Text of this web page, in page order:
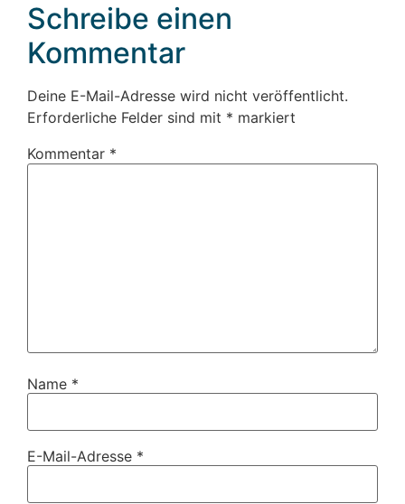
Schreibe einen
Kommentar
Deine E-Mail-Adresse wird nicht veröffentlicht.
Erforderliche Felder sind mit * markiert
Kommentar *
Name *
E-Mail-Adresse *